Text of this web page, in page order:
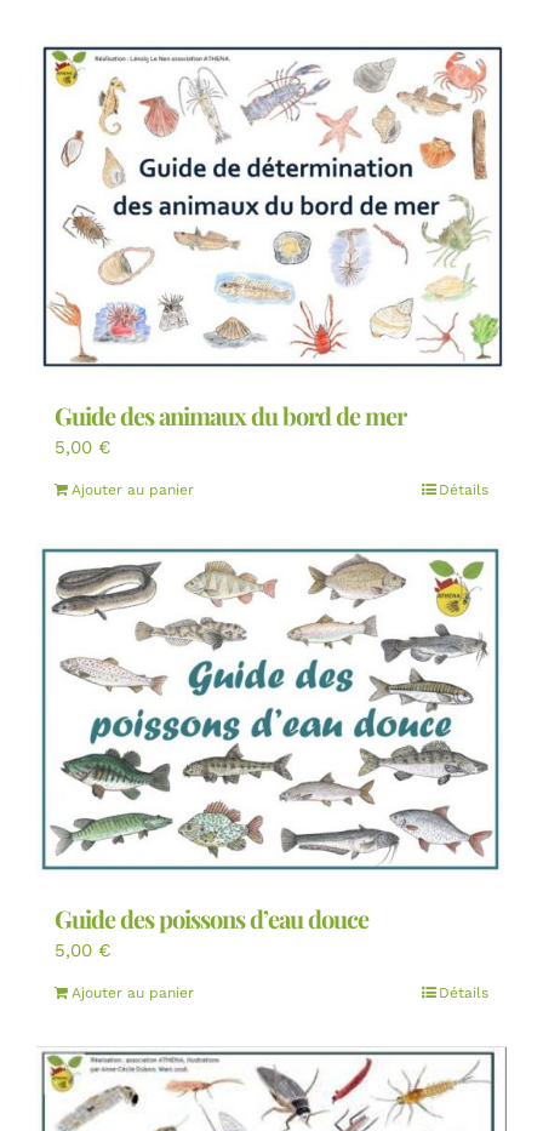
Guide des animaux du bord de mer
5,00 €
Ajouter au panier Détails
Guide des poissons d’eau douce
5,00 €
Ajouter au panier Détails